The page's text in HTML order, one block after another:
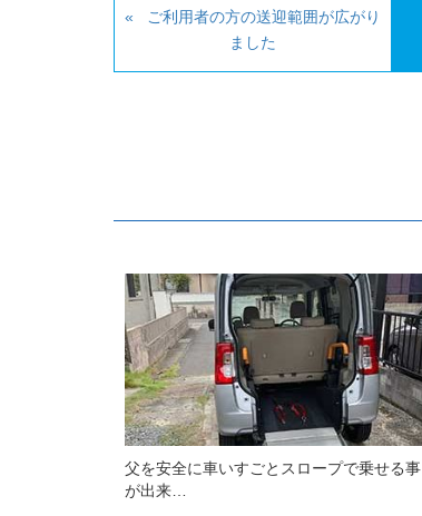
ご利用者の方の送迎範囲が広がり
ました
父を安全に車いすごとスロープで乗せる事
が出来…